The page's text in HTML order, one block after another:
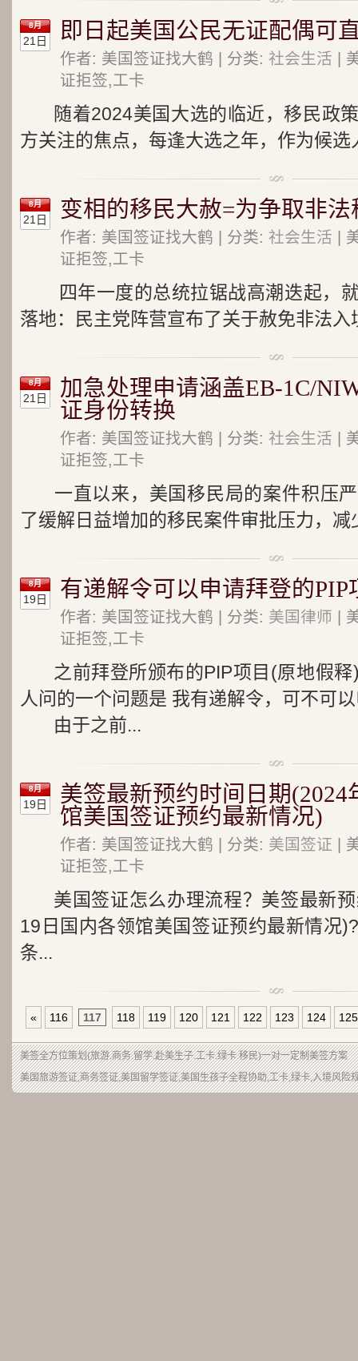
8月
21日 即日起美国公民无证配偶可
作者: 美国签证找大鹤 | 分类: 社会生活 |
证拒签,工卡
随着2024美国大选的临近，移民政
方关注的焦点，每逢大选之年，作为候
8月
21日 变相的移民大赦=为争取非法
作者: 美国签证找大鹤 | 分类: 社会生活 |
证拒签,工卡
四年一度的总统拉锯战高潮迭起，
落地：民主党阵营宣布了关于赦免非法入
8月
21日
加急处理申请涵盖EB-1C/
证身份转换
作者: 美国签证找大鹤 | 分类: 社会生活 |
证拒签,工卡
一直以来，美国移民局的案件积压
了缓解日益增加的移民案件审批压力，减
8月
19日 有递解令可以申请拜登的PIP
作者: 美国签证找大鹤 | 分类: 美国律师 |
证拒签,工卡
之前拜登所颁布的PIP项目(原地假
人问的一个问题是 我有递解令，可不可
由于之前...
8月
19日
美签最新预约时间日期(2024
馆美国签证预约最新情况)
作者: 美国签证找大鹤 | 分类: 美国签证 |
证拒签,工卡
美国签证怎么办理流程？美签最新
19日国内各领馆美国签证预约最新情况
条...
« 116 117 118 119 120 121 122 123 124 125
美签全方位策划(旅游.商务.留学.赴美生子.工卡.绿卡.移民)一对一定制美签方案
美国旅游签证,商务签证,美国留学签证,美国生孩子全程协助,工卡,绿卡,入境风险